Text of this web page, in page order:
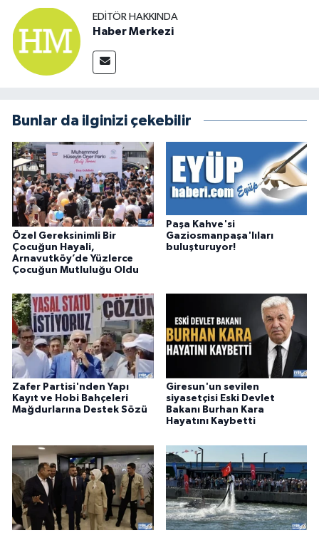
EDITÖR HAKKINDA
Haber Merkezi
Bunlar da ilginizi çekebilir
Özel Gereksinimli Bir
Çocuğun Hayali,
Arnavutköy’de Yüzlerce
Çocuğun Mutluluğu Oldu
Paşa Kahve'si
Gaziosmanpaşa'lıları
buluşturuyor!
Zafer Partisi'nden Yapı
Kayıt ve Hobi Bahçeleri
Mağdurlarına Destek Sözü
Giresun'un sevilen
siyasetçisi Eski Devlet
Bakanı Burhan Kara
Hayatını Kaybetti